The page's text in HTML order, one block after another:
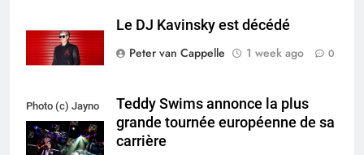
Le DJ Kavinsky est décédé
Peter van Cappelle
1 week ago 0
Photo (c) Jayno
Berkhoudt
Teddy Swims annonce la plus
grande tournée européenne de sa
carrière